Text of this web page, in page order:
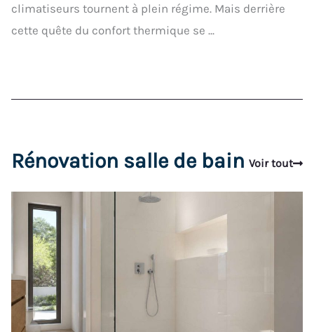
climatiseurs tournent à plein régime. Mais derrière
cette quête du confort thermique se ...
Rénovation salle de bain Voir tout